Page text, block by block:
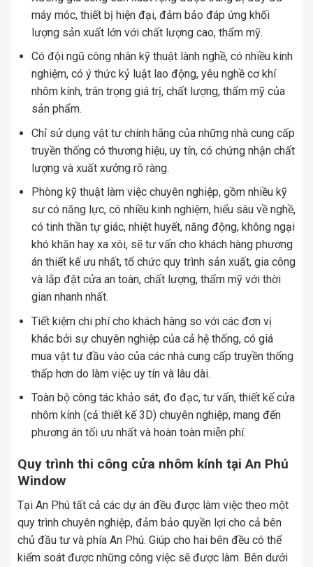
máy móc, thiết bị hiện đại, đảm bảo đáp ứng khối
lượng sản xuất lớn với chất lượng cao, thẩm mỹ.
Có đội ngũ công nhân kỹ thuật lành nghề, có nhiều kinh
nghiệm, có ý thức kỷ luật lao động, yêu nghề cơ khí
nhôm kính, trân trọng giá trị, chất lượng, thẩm mỹ của
sản phẩm.
Chỉ sử dụng vật tư chính hãng của những nhà cung cấp
truyền thống có thương hiệu, uy tín, có chứng nhận chất
lượng và xuất xưởng rõ ràng.
Phòng kỹ thuật làm việc chuyên nghiệp, gồm nhiều kỹ
sư có năng lực, có nhiều kinh nghiệm, hiểu sâu về nghề,
có tinh thần tự giác, nhiệt huyết, năng động, không ngại
khó khăn hay xa xôi, sẽ tư vấn cho khách hàng phương
án thiết kế ưu nhất, tổ chức quy trình sản xuất, gia công
và lắp đặt cửa an toàn, chất lượng, thẩm mỹ với thời
gian nhanh nhất.
Tiết kiệm chi phí cho khách hàng so với các đơn vị
khác bởi sự chuyên nghiệp của cả hệ thống, có giá
mua vật tư đầu vào của các nhà cung cấp truyền thống
thấp hơn do làm việc uy tín và lâu dài.
Toàn bộ công tác khảo sát, đo đạc, tư vấn, thiết kế cửa
nhôm kính (cả thiết kế 3D) chuyên nghiệp, mang đến
phương án tối ưu nhất và hoàn toàn miễn phí.
Quy trình thi công cửa nhôm kính tại An Phú
Window
Tại An Phú tất cả các dự án đều được làm việc theo một
quy trình chuyên nghiệp, đảm bảo quyền lợi cho cả bên
chủ đầu tư và phía An Phú. Giúp cho hai bên đều có thể
kiểm soát được những công việc sẽ được làm. Bên dưới